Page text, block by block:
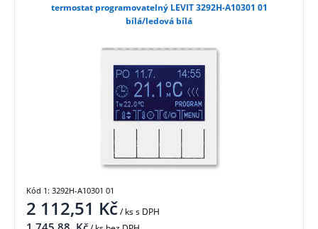
termostat programovatelný LEVIT 3292H-A10301 01
bílá/ledová bílá
2 112,51 Kč/ kss DPH
Kód 1: 3292H-A10301 01